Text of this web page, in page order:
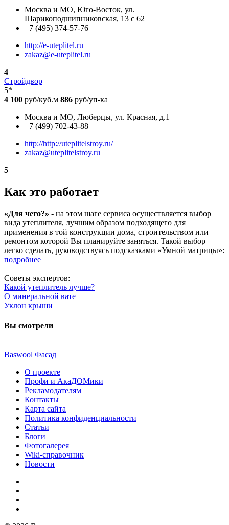
Москва и МО, Юго-Восток, ул.
Шарикоподшипниковская, 13 с 62
+7 (495) 374-57-76
http://e-uteplitel.ru
zakaz@e-uteplitel.ru
4
Стройдвор
5*
4 100 руб/куб.м 886 руб/уп-ка
Москва и МО, Люберцы, ул. Красная, д.1
+7 (499) 702-43-88
http://http://uteplitelstroy.ru/
zakaz@uteplitelstroy.ru
5
Как это работает
«Для чего?» - на этом шаге сервиса осуществляется выбор
вида утеплителя, лучшим образом подходящего для
применения в той конструкции дома, строительством или
ремонтом которой Вы планируйте заняться. Такой выбор
легко сделать, руководствуясь подсказками «Умной матрицы»:
подробнее
Советы экспертов:
Какой утеплитель лучше?
O минеральной вате
Уклон крыши
Вы смотрели
Baswool Фасад
О проекте
Профи и АкаДОМики
Рекламодателям
Контакты
Карта сайта
Политика конфиденциальности
Статьи
Блоги
Фотогалерея
Wiki-справочник
Новости